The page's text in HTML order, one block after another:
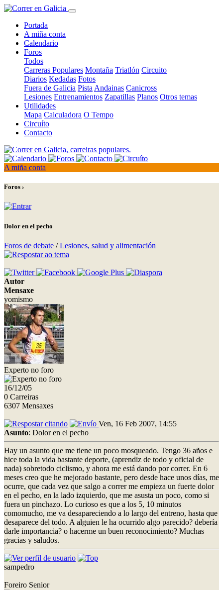
Portada
A miña conta
Calendario
Foros
Todos
Carreras Populares Montaña Triatlón Circuito
Diarios Kedadas Fotos
Fuera de Galicia Pista Andainas Canicross
Lesiones Entrenamientos Zapatillas Planos Otros temas
Utilidades
Mapa Calculadora O Tempo
Circuíto
Contacto
A miña conta
Foros ›
Dolor en el pecho
Foros de debate /Lesiones, salud y alimentación
Autor
Mensaxe
yomismo
Experto no foro
16/12/05
0 Carreiras
6307 Mensaxes
Ven, 16 Feb 2007, 14:55
Asunto: Dolor en el pecho
Hay un asunto que me tiene un poco mosqueado. Tengo 36 años e
hice toda la vida bastante deporte, (aprendiz de todo y oficial de
nada) sobretodo ciclismo, y ahora me está dando por correr. En 6
meses creo que he mejorado bastante, pero desde hace unos días, me
ocurre, que cada vez que salgo a correr me empieza un fuerte dolor
en el pecho, en la lado izquierdo, que me asusta un poco, como si
fuera un pinchazo. Lo curioso es que a los 5, 10 minutos
comomucho, me va desapareciendo a lo largo del entreno, hasta que
desaparece del todo. A alguien le ha ocurrido algo parecido? debería
darle importancia? o hacerme un buen reconocimiento? Muchas
gracias y saludos.
sampedro
Foreiro Senior